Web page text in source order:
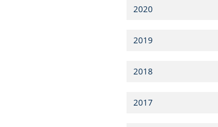
2020
2019
2018
2017